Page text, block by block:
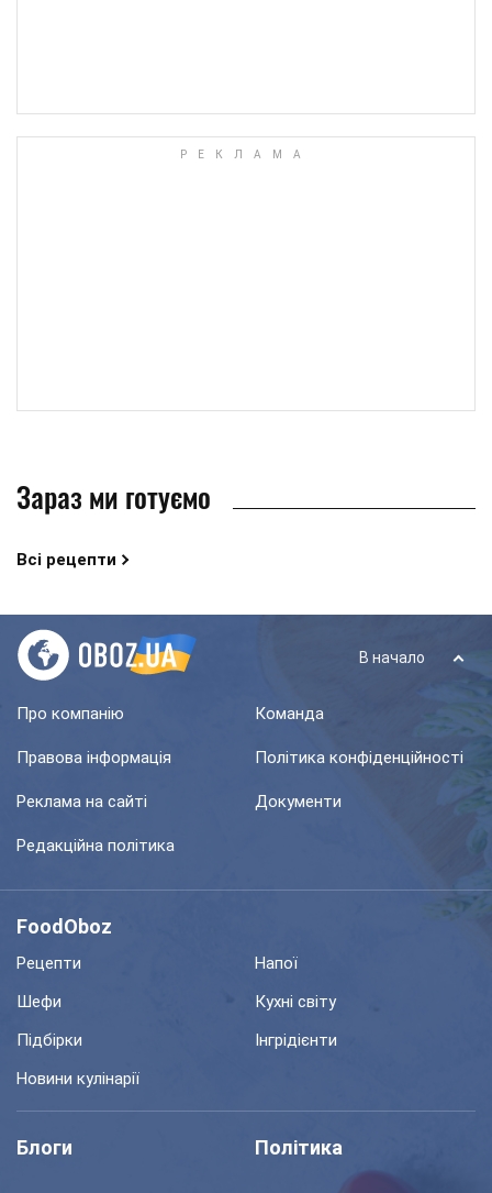
Зараз ми готуємо
Всі рецепти
В начало
Про компанію Команда
Правова інформація Політика конфіденційності
Реклама на сайті Документи
Редакційна політика
FoodOboz
Рецепти
Напої
Шефи
Кухні світу
Підбірки
Інгрідієнти
Новини кулінарії
Блоги Політика